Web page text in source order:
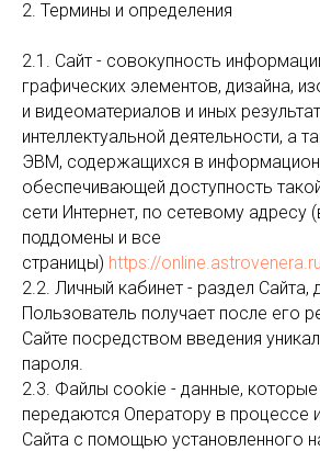
2. Термины и определения
2.1. Сайт - совокупность
графических элементов, дизайна,
и видеоматериалов и иных
интеллектуальной деятельности, а
ЭВМ, содержащихся в
обеспечивающей доступность
сети Интернет, по сетевому адресу
поддомены и все
страницы) https://
2.2. Личный кабинет - раздел Сайта,
Пользователь получает после его
Сайте посредством введения
пароля.
2.3. Файлы cookie - данные, которые
передаются Оператору в процессе
Сайта с помощью установленного